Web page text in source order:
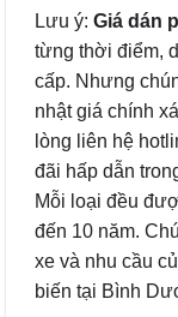
Lưu ý: Giá dán
từng thời điểm,
cấp. Nhưng
nhật giá chính
lòng liên hệ
đãi hấp dẫn
Mỗi loại đều
đến 10 năm.
xe và nhu cầu
biến tại Bình